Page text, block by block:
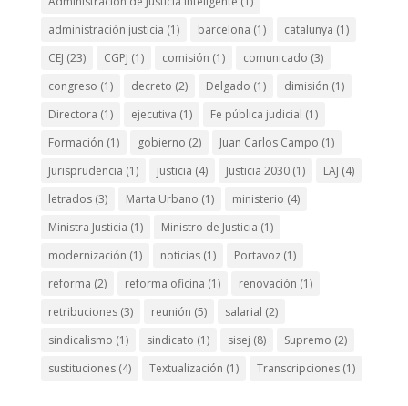
administración justicia (1) barcelona (1) catalunya (1)
CEJ (23) CGPJ (1) comisión (1) comunicado (3)
congreso (1) decreto (2) Delgado (1) dimisión (1)
Directora (1) ejecutiva (1) Fe pública judicial (1)
Formación (1) gobierno (2) Juan Carlos Campo (1)
Jurisprudencia (1) justicia (4) Justicia 2030(1) LAJ (4)
letrados(3) Marta Urbano (1) ministerio (4)
Ministra Justicia (1) Ministro de Justicia (1)
modernización (1) noticias(1) Portavoz(1)
reforma (2) reforma oficina (1) renovación (1)
retribuciones(3) reunión (5) salarial (2)
sindicalismo (1) sindicato (1) sisej (8) Supremo (2)
sustituciones(4) Textualización (1) Transcripciones(1)